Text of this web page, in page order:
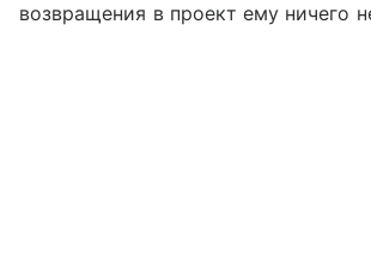
возвращения в проект ему ничего